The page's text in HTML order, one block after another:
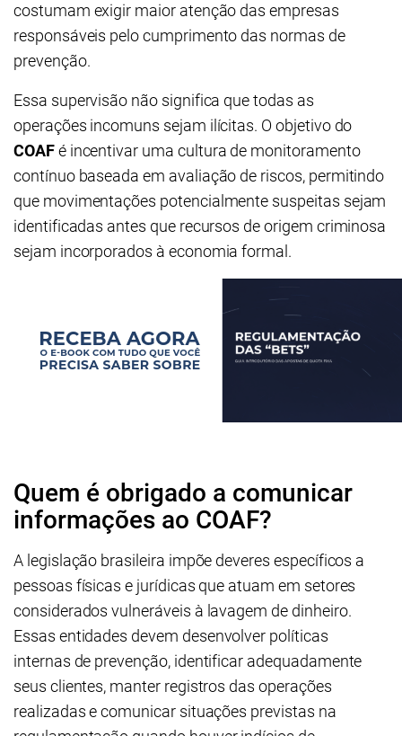
costumam exigir maior atenção das empresas
responsáveis pelo cumprimento das normas de
prevenção.
Essa supervisão não significa que todas as
operações incomuns sejam ilícitas. O objetivo do
COAFé incentivar uma cultura de monitoramento
contínuo baseada em avaliação de riscos, permitindo
que movimentações potencialmente suspeitas sejam
identificadas antes que recursos de origem criminosa
sejam incorporados à economia formal.
Quem é obrigado a comunicar
informações ao COAF?
A legislação brasileira impõe deveres específicos a
pessoas físicas e jurídicas que atuam em setores
considerados vulneráveis à lavagem de dinheiro.
Essas entidades devem desenvolver políticas
internas de prevenção, identificar adequadamente
seus clientes, manter registros das operações
realizadas e comunicar situações previstas na